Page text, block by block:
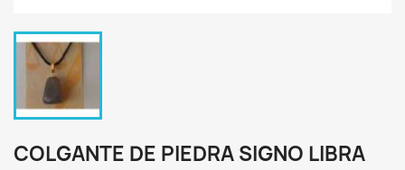
COLGANTE DE PIEDRA SIGNO LIBRA